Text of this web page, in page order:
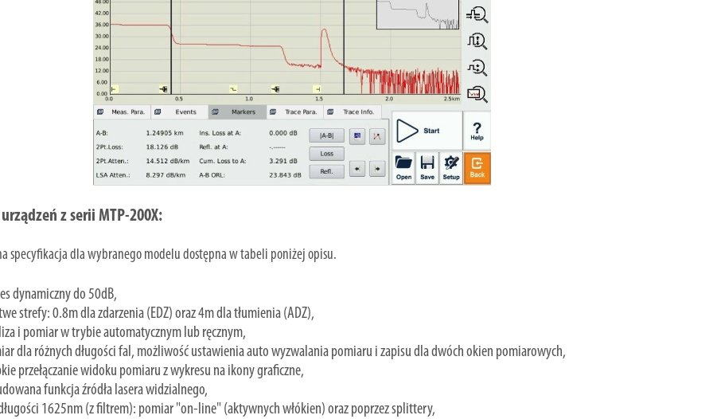
z serii MTP-200X:
specyfikacja dla wybranego modelu dostępna w tabeli poniżej opisu.
dynamiczny do 50dB,
strefy: 0.8m dla zdarzenia (EDZ) oraz 4m dla tłumienia (ADZ),
i pomiar w trybie automatycznym lub ręcznym,
dla różnych długości fal, możliwość ustawienia auto wyzwalania pomiaru i zapisu dla dwóch okien pomiarowych,
przełączanie widoku pomiaru z wykresu na ikony graficzne,
funkcja źródła lasera widzialnego,
1625nm (z filtrem): pomiar "on-line" (aktywnych włókien) oraz poprzez splittery,